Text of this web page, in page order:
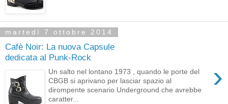
martedì 7 ottobre 2014
Cafè Noir: La nuova Capsule
dedicata al Punk-Rock
›
Un salto nel lontano 1973 , quando le porte del
CBGB si aprivano per lasciar spazio al
dirompente scenario Underground che avrebbe
caratter...